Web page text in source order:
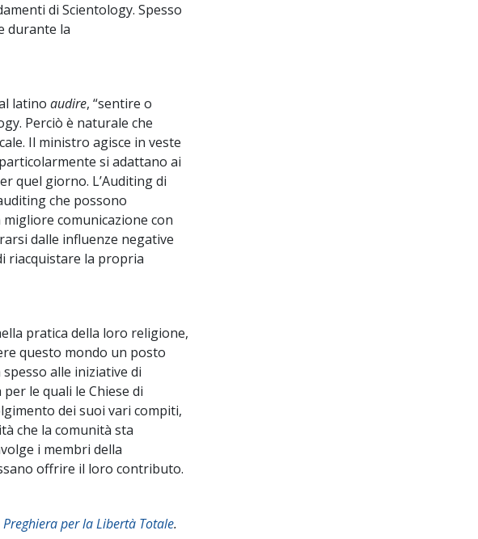
di Scientology. Spesso
durante la
latino audire, “sentire o
Perciò è naturale che
Il ministro agisce in veste
si adattano ai
quel giorno. L’Auditing di
che possono
comunicazione con
dalle influenze negative
riacquistare la propria
pratica della loro religione,
questo mondo un posto
alle iniziative di
le quali le Chiese di
dei suoi vari compiti,
che la comunità sta
i membri della
offrire il loro contributo.
Preghiera per la Libertà Totale.